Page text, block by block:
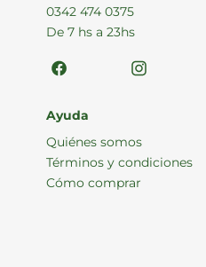
0342 474 0375
De 7 hs a 23hs
Ayuda
Quiénes somos
Términos y condiciones
Cómo comprar